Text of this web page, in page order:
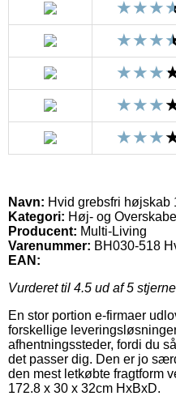
Navn: Hvid grebsfri højskab
Kategori: Høj- og
Producent: Multi-Living
Varenummer: BH030-518
EAN:
Vurderet til 4.5 ud af 5
En stor portion e-firmaer
forskellige
afhentningssteder, fordi du
det passer dig. Den er jo
den mest letkøbte fragtform
172.8 x 30 x 32cm HxBxD.